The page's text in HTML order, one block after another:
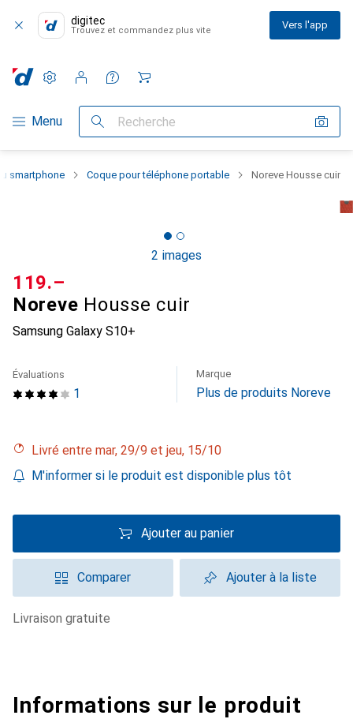
digitec
Trouvez et commandez plus vite Vers l'app
Navigation par catégorie
Menu Recherche
Paramètres
Compte client
Listes de comparaison
Listes d'envies
Panier
smartphone Coque pour téléphone portable Noreve Housse cuir
2 images
Noreve Housse cuir
Samsung Galaxy S10+
CHF
119.–
1
Évaluations Marque
Plus de produits Noreve
Livré entre mar, 29/9 et jeu, 15/10
M'informer si le produit est disponible plus tôt
Ajouter au panier
Comparer Ajouter à la liste
livraison gratuite
Informations sur le produit